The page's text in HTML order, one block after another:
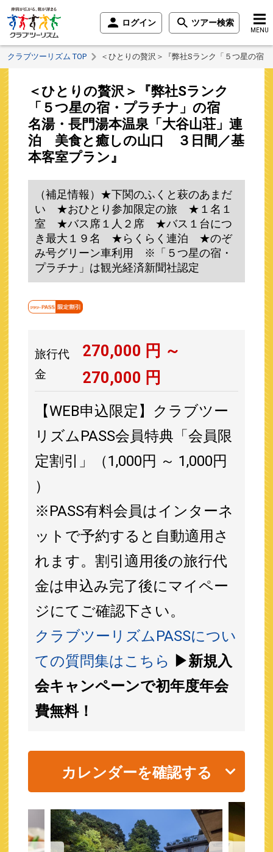
ログイン ツアー検索
MENU
クラブツーリズム TOP ＜ひとりの贅沢＞『弊社Sランク「５つ星の
＜ひとりの贅沢＞『弊社Sランク
「５つ星の宿・プラチナ」の宿
名湯・長門湯本温泉「大谷山荘」連
泊 美食と癒しの山口 ３日間／基
本客室プラン』
（補足情報）★下関のふくと萩のあまだ
い ★おひとり参加限定の旅 ★１名１
室 ★バス席１人２席 ★バス１台につ
き最大１９名 ★らくらく連泊 ★のぞ
み号グリーン車利用 ※「５つ星の宿・
プラチナ」は観光経済新聞社認定
旅行代
金
270,000 円 ～
270,000 円
【WEB申込限定】クラブツー
リズムPASS会員特典「会員限
定割引」（1,000円 ～ 1,000円
）
※PASS有料会員はインターネ
ットで予約すると自動適用さ
れます。割引適用後の旅行代
金は申込み完了後にマイペー
ジにてご確認下さい。
クラブツーリズムPASSについ
ての質問集はこちら ▶新規入
会キャンペーンで初年度年会
費無料！
カレンダーを確認する